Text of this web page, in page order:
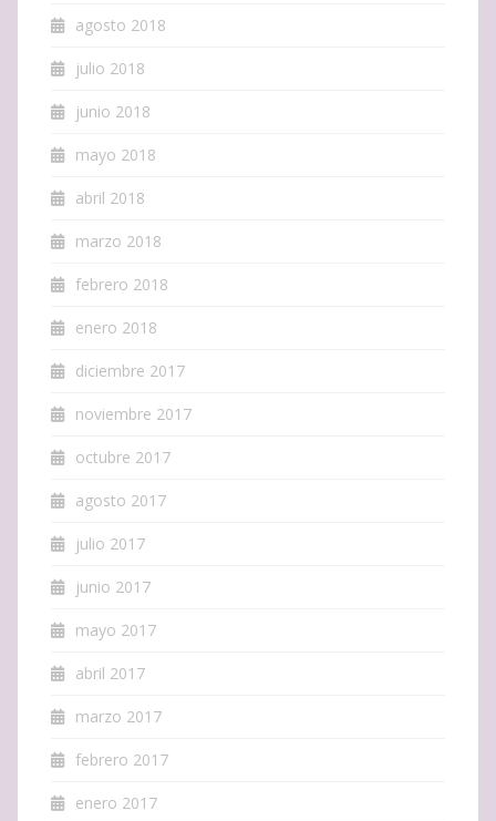
agosto 2018
julio 2018
junio 2018
mayo 2018
abril 2018
marzo 2018
febrero 2018
enero 2018
diciembre 2017
noviembre 2017
octubre 2017
agosto 2017
julio 2017
junio 2017
mayo 2017
abril 2017
marzo 2017
febrero 2017
enero 2017